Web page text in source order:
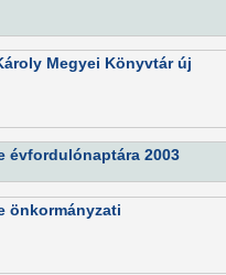
Megyei Könyvtár új
évfordulónaptára 2003
önkormányzati